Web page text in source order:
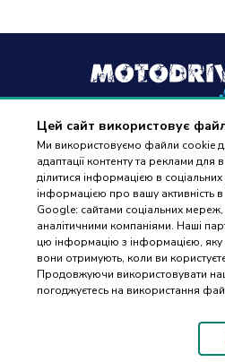
Цей сайт використовує
Ми використовуємо файли cookie
адаптації контенту та реклами
ділитися інформацією в
інформацією про вашу активність в
Google: сайтами соціальних
аналітичними компаніями. Наші
цю інформацію з інформацією, яку
вони отримують, коли ви
Продовжуючи використовувати
погоджуєтесь на використання
+38(096)
дзвінки приймаються в
Оплата та